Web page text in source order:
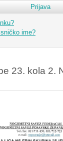
ime?
23. kola 2.